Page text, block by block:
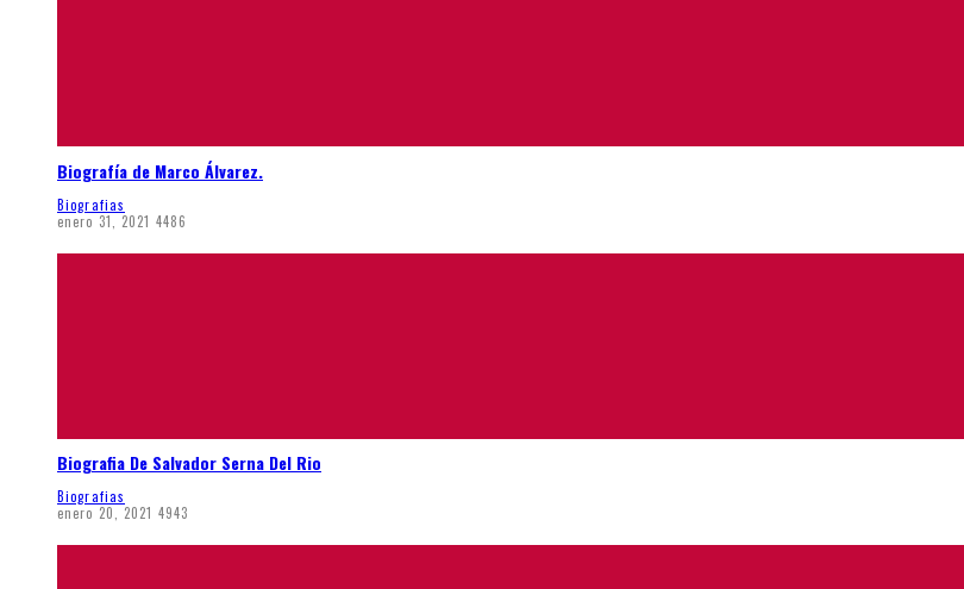
Biografía de Marco Álvarez.
Biografias
enero 31, 2021 4486
Biografia De Salvador Serna Del Rio
Biografias
enero 20, 2021 4943